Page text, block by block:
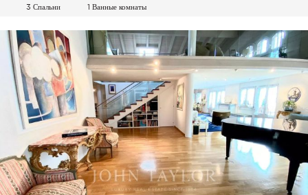
3 Спальни 1 Ванные комнаты